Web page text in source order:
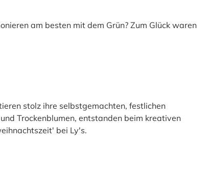
am besten mit dem Grün? Zum Glück waren